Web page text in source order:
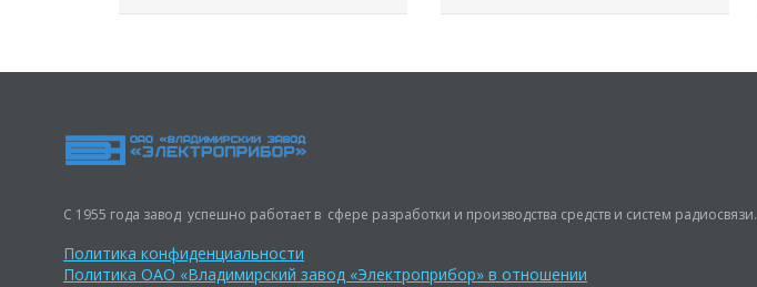
С 1955 года завод успешно работает в сфере разработки и производства средств и систем радиосвязи.
Политика конфиденциальности
Политика ОАО «Владимирский завод «Электроприбор» в отношении